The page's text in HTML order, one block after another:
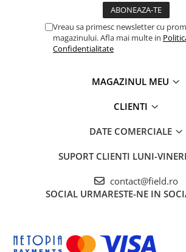
Vreau sa primesc newsletter cu
magazinului. Afla mai multe in
Confidentialitate
MAGAZINUL MEU
CLIENTI
DATE COMERCIALE
SUPORT CLIENTI LUNI-
contact@field.ro
SOCIAL URMARESTE-NE IN